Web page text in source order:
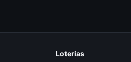
Loterias